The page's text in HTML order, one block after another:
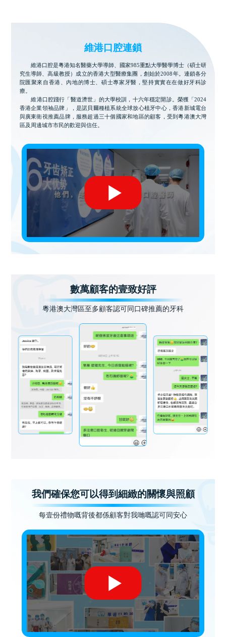
維港口腔連鎖
維港口腔是粵港知名醫藥大學導師、國家985重點大學醫學博士（碩士研
究生導師、高級教授）成立的香港大型醫療集團，創始於2008年。連鎖各分
院匯聚來自香港、內地的博士、碩士專家牙醫，堅持實實在在做好牙科診
療。
維港口腔踐行「醫道濟世」的大學校訓，十六年穩定開診。榮獲「2024
香港企業領袖品牌」，是諾貝爾種植系統全球放心植牙中心，香港新城電台
與廣東衛視推薦品牌，服務超過三十個國家和地區的顧客，受到粵港澳大灣
區及周邊城市市民的歡迎與信任。
數萬顧客的壹致好評
粵港澳大灣區至多顧客認可同口碑推薦的牙科
我們確保您可以得到細緻的關懷與照顧
每壹份禮物嘅背後都係顧客對我哋嘅認可同安心